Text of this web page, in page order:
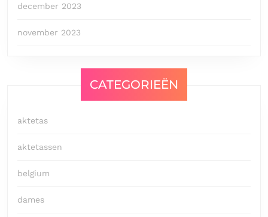
december 2023
november 2023
CATEGORIEËN
aktetas
aktetassen
belgium
dames